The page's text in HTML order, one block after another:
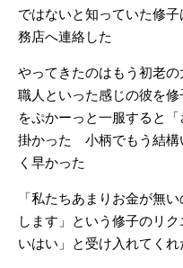
ではないと知っていた修
務店へ連絡した
やってきたのはもう初老
職人といった感じの彼を修
をぷかーっと一服すると
掛かった 小柄でもう結構
く早かった
「私たちあまりお金が無
します」という修子のリ
いはい」と受け入れてくれ